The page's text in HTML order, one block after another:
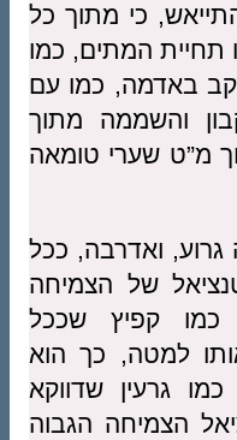
כי מתוך כל
המתים, כמו
באדמה, כמו עם
והשממה מתוך
מ”ט שערי טומאה
ואדרבה, ככל
של הצמיחה
כמו קפיץ שככל
למטה, כך הוא
גרעין שדווקא
הצמיחה הגבוה